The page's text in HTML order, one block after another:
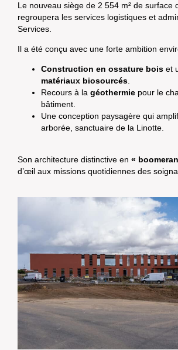
Le nouveau siège de 2 554 m² de surface
regroupera les services logistiques et
Services.
Il a été conçu avec une forte ambition
Construction en ossature bois et
matériaux biosourcés.
Recours à la géothermie pour le
bâtiment.
Une conception paysagère qui
arborée, sanctuaire de la Linotte.
Son architecture distinctive en «
d’œil aux missions quotidiennes des